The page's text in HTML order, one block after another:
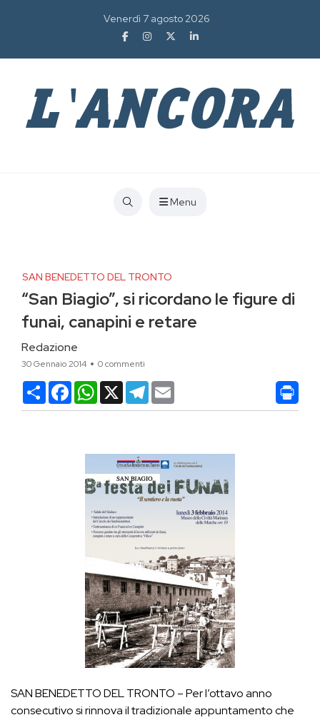
Venerdì 7 agosto 2026
Menu
SAN BENEDETTO DEL TRONTO
“San Biagio”, si ricordano le figure di
funai, canapini e retare
Redazione
30 Gennaio 2014 0 commenti
CondividiFacebookWhatsApp
X Telegram
SAN BENEDETTO DEL TRONTO – Per l’ottavo anno
consecutivo si rinnova il tradizionale appuntamento che